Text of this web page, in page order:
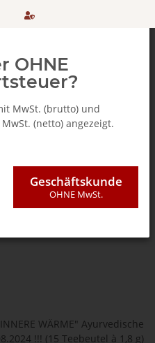
einkaufen
SSL
OHNE
MwSt. (brutto) und
(netto) angezeigt.
Geschäftskunde
OHNE MwSt.